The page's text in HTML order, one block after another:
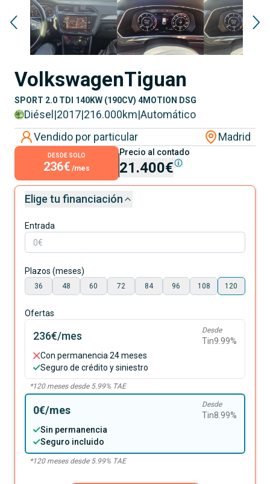
VolkswagenTiguan
SPORT 2.0 TDI 140KW (190CV) 4MOTION DSG
Diésel |2017|216.000km|Automático
Vendido por particular
Madrid
DESDE SOLO
236€ /mes
Precio al contado
21.400€
Elige tu financiación
Entrada
Plazos (meses)
36 48 60 72 84 96 108 120
Ofertas
236€/mes Desde
Tin9.99%
Con permanencia 24 meses
Seguro de crédito y siniestro
*120meses desde 5.99% TAE
0€/mes Desde
Tin8.99%
Sin permanencia
Seguro incluido
*120meses desde 5.99% TAE